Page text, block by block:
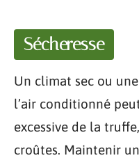
Sécheresse
Un climat sec ou
l’air conditionné
excessive de la
croûtes. Maintenir